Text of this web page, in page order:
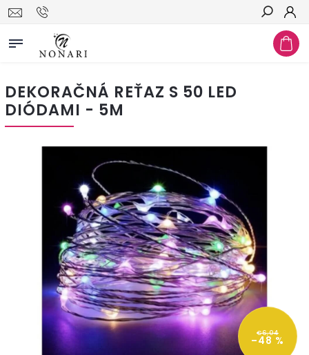
Hľadať
DEKORAČNÁ REŤAZ S 50 LED
DIÓDAMI - 5M
€6,04
–48 %